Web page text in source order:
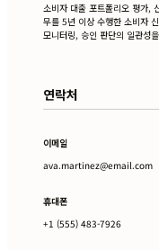
소비자 대출 포트폴리오 평가,
무를 5년 이상 수행한 소비자
모니터링, 승인 판단의 일관성
연락처
이메일
ava.martinez@email.com
휴대폰
+1 (555) 483-7926